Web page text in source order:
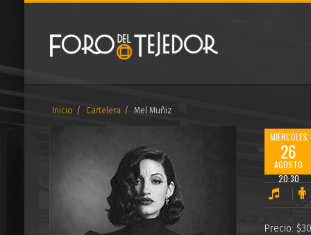
Inicio Cartelera Mel Muñiz
MIÉRCOLES
26
AGOSTO
20:30
Precio: